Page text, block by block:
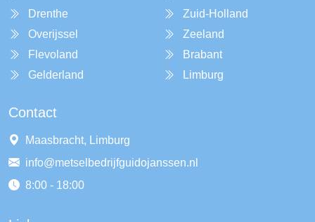
Drenthe
Overijssel
Flevoland
Gelderland
Zuid-Holland
Zeeland
Brabant
Limburg
Contact
Maasbracht, Limburg
info@metselbedrijfguidojanssen.nl
8:00 - 18:00